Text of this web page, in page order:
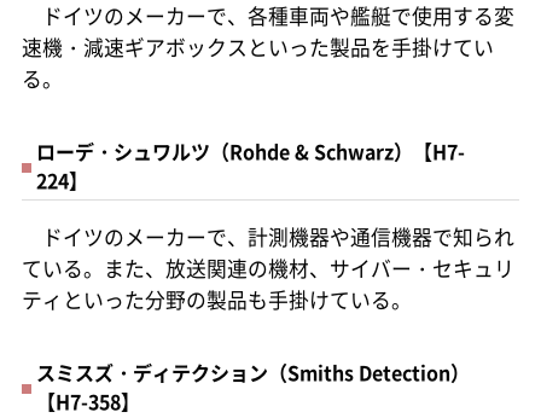
ドイツのメーカーで、各種車両や艦艇で使用する変
速機・減速ギアボックスといった製品を手掛けてい
る。
ローデ・シュワルツ（Rohde & Schwarz）【H7-
224】
ドイツのメーカーで、計測機器や通信機器で知られ
ている。また、放送関連の機材、サイバー・セキュリ
ティといった分野の製品も手掛けている。
スミスズ・ディテクション（Smiths Detection）
【H7-358】